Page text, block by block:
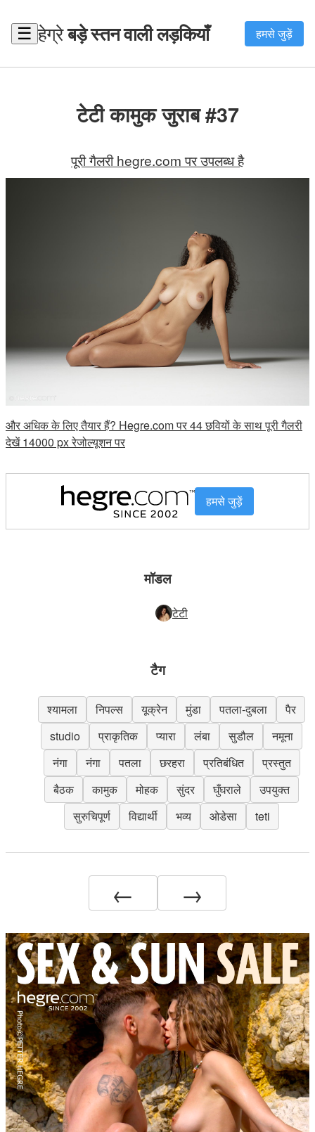
☰ हेग्रेबड़े स्तन वाली लड़कियाँ हमसे जुड़ें
टेटी कामुक जुराब #37
पूरी गैलरी hegre.com पर उपलब्ध है
और अधिक के लिए तैयार हैं? Hegre.com पर 44 छवियों के साथ पूरी गैलरी
देखें 14000 px रेजोल्यूशन पर
हमसे जुड़ें
मॉडल
टेटी
टैग
श्यामला निपल्स यूक्रेन मुंडा पतला-दुबला
पैर
studio
प्राकृतिक प्यारा लंबा सुडौल
नमूना
नंगा
नंगा पतला छरहरा प्रतिबंधित
प्रस्तुत
बैठक
कामुक मोहक सुंदर घुँघराले
उपयुक्त
सुरुचिपूर्ण
विद्यार्थी भव्य ओडेसा teti
← →